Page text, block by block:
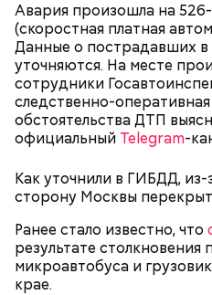
Авария произошла на
(скоростная платная
Данные о пострадавших в
уточняются. На месте
сотрудники
следственно-
обстоятельства ДТП
официальный Telegram-
Как уточнили в ГИБДД, из-
сторону Москвы
Ранее стало известно, что
результате столкновения
микроавтобуса и
крае.
К 2023 году число
воспитываемых в семье
15, самый младший из
2012 году. Кроме того,
женщина рассказала в
ребенка, которого она
детского дома.
— Сначала нам
шкафы. Позже нам
Маргариты Симоньян и